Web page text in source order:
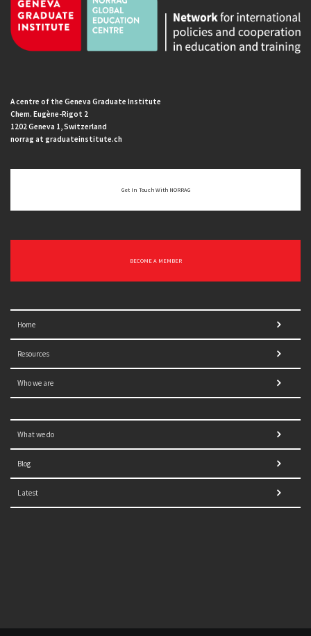
A centre of the Geneva Graduate Institute
Chem. Eugène-Rigot 2
1202 Geneva 1, Switzerland
norrag at graduateinstitute.ch
Get In Touch With NORRAG
BECOME A MEMBER
Home
Resources
Who we are
What we do
Blog
Latest